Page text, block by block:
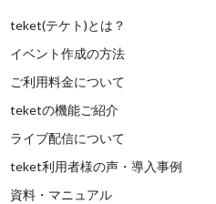
teket(テケト)とは？
イベント作成の方法
ご利用料金について
teketの機能ご紹介
ライブ配信について
teket利用者様の声・導入事例
資料・マニュアル